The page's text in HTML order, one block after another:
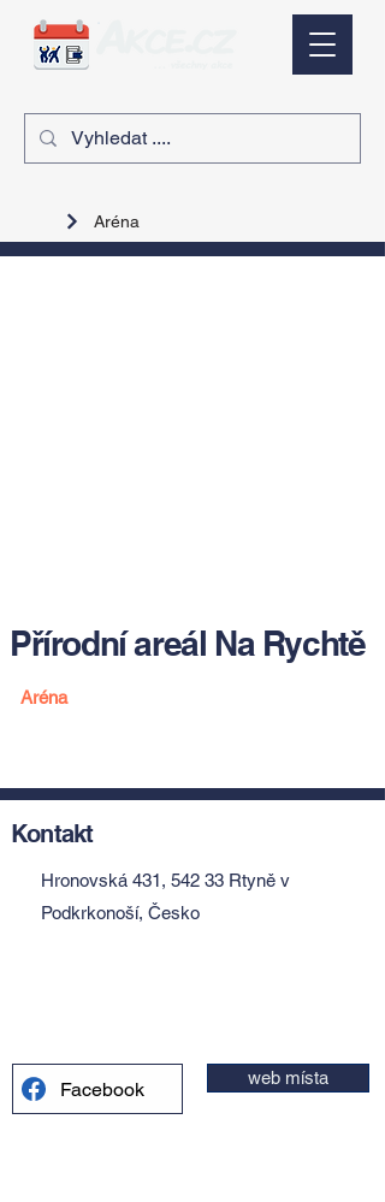
Aréna
Přírodní areál Na Rychtě
Aréna
Kontakt
Hronovská 431, 542 33 Rtyně v
Podkrkonoší, Česko
Facebook web místa